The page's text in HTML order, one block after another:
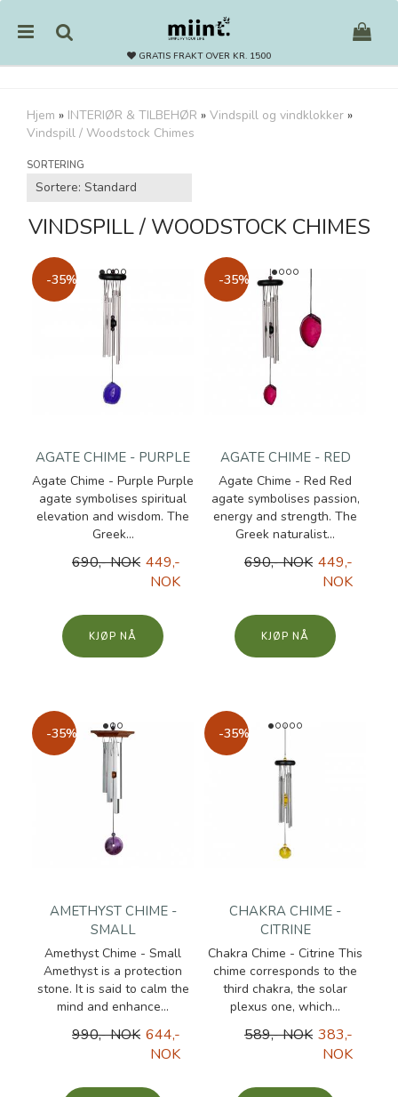
GRATIS FRAKT OVER KR. 1500
Hjem » INTERIØR & TILBEHØR » Vindspill og vindklokker »
Vindspill / Woodstock Chimes
SORTERING
VINDSPILL / WOODSTOCK CHIMES
-35%
AGATE CHIME - PURPLE
Agate Chime - Purple Purple
agate symbolises spiritual
elevation and wisdom. The
Greek...
690,- NOK 449,-
NOK
KJØP
-35%
AGATE CHIME - RED
Agate Chime - Red Red
agate symbolises passion,
energy and strength. The
Greek naturalist...
690,- NOK 449,-
NOK
KJØP
-35%
AMETHYST CHIME -
SMALL
Amethyst Chime - Small
Amethyst is a protection
stone. It is said to calm the
mind and enhance...
990,- NOK 644,-
NOK
-35%
CHAKRA CHIME -
CITRINE
Chakra Chime - Citrine This
chime corresponds to the
third chakra, the solar
plexus one, which...
589,- NOK 383,-
NOK